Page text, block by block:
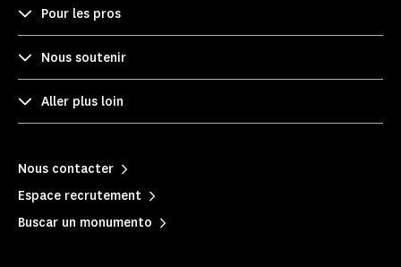
Pour les pros
Nous soutenir
Aller plus loin
Nous contacter
Espace recrutement
Buscar un monumento